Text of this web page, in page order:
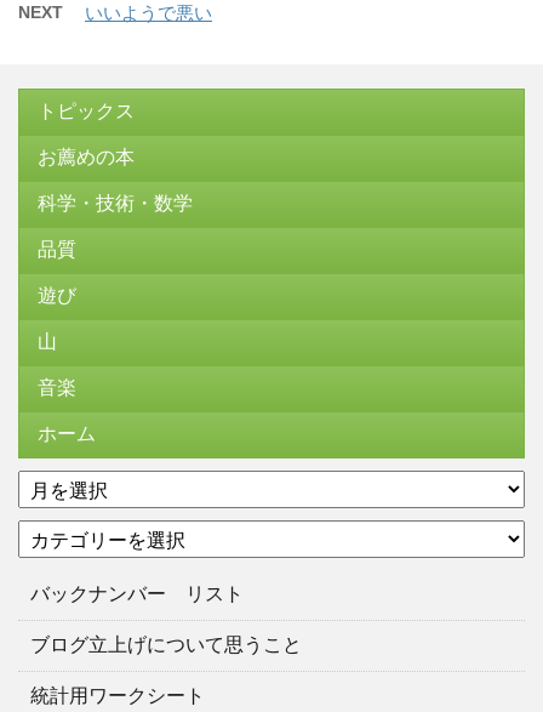
NEXT いいようで悪い
トピックス
お薦めの本
科学・技術・数学
品質
遊び
山
音楽
ホーム
ア
ー
イ
テ
リ
バックナンバー リスト
ブログ立上げについて思うこと
統計用ワークシート